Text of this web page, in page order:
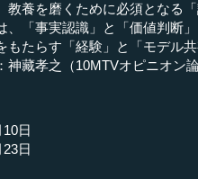
教養を磨くために必須となる
、「事実認識」と「価値判断
もたらす「経験」と「モデル
藏孝之（10MTVオピニオン論
日
日